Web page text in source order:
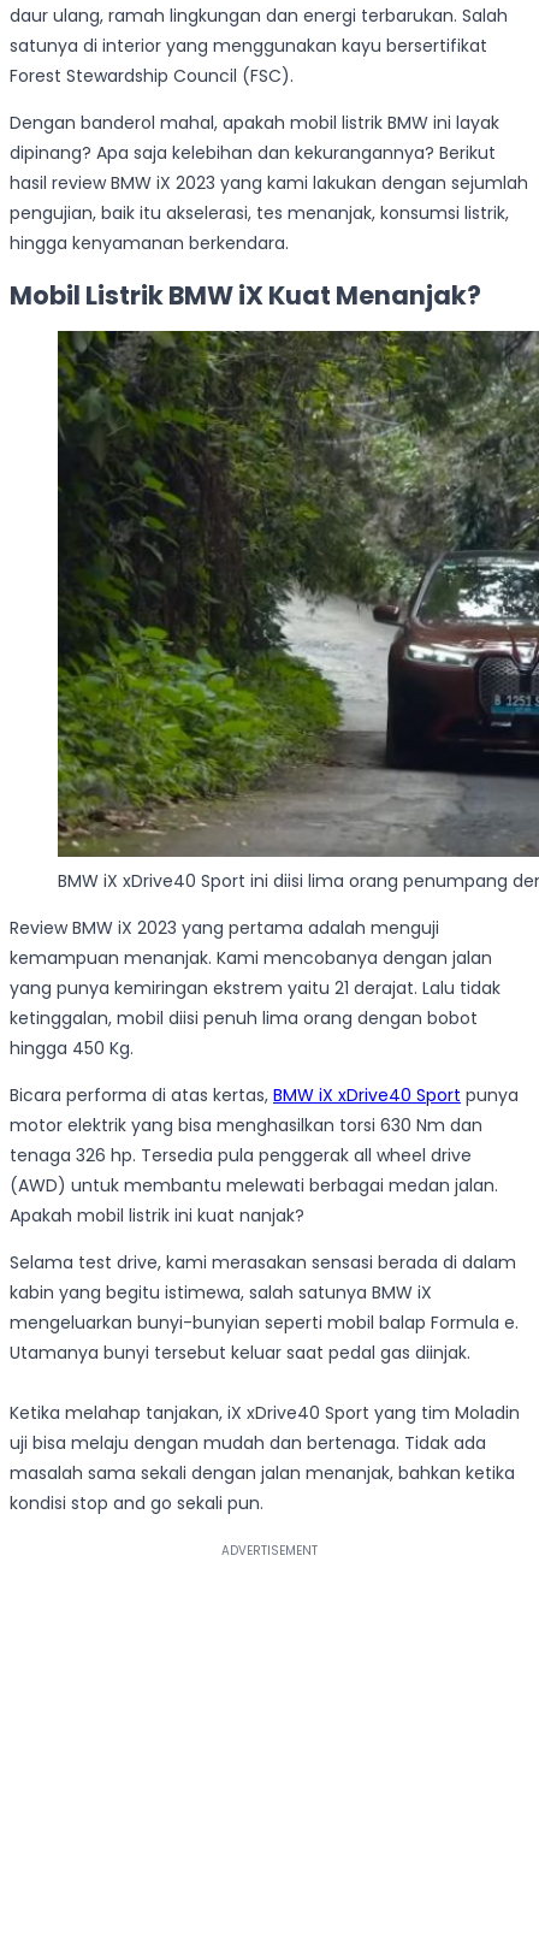
daur ulang, ramah lingkungan dan energi terbarukan. Salah
satunya di interior yang menggunakan kayu bersertifikat
Forest Stewardship Council (FSC).
Dengan banderol mahal, apakah mobil listrik BMW ini layak
dipinang? Apa saja kelebihan dan kekurangannya? Berikut
hasil review BMW iX 2023 yang kami lakukan dengan sejumlah
pengujian, baik itu akselerasi, tes menanjak, konsumsi listrik,
hingga kenyamanan berkendara.
Mobil Listrik BMW iX Kuat Menanjak?
BMW iX xDrive40 Sport ini diisi lima orang penumpang
Review BMW iX 2023 yang pertama adalah menguji
kemampuan menanjak. Kami mencobanya dengan jalan
yang punya kemiringan ekstrem yaitu 21 derajat. Lalu tidak
ketinggalan, mobil diisi penuh lima orang dengan bobot
hingga 450 Kg.
Bicara performa di atas kertas, BMW iX xDrive40 Sport punya
motor elektrik yang bisa menghasilkan torsi 630 Nm dan
tenaga 326 hp. Tersedia pula penggerak all wheel drive
(AWD) untuk membantu melewati berbagai medan jalan.
Apakah mobil listrik ini kuat nanjak?
Selama test drive, kami merasakan sensasi berada di dalam
kabin yang begitu istimewa, salah satunya BMW iX
mengeluarkan bunyi-bunyian seperti mobil balap Formula e.
Utamanya bunyi tersebut keluar saat pedal gas diinjak.
Ketika melahap tanjakan, iX xDrive40 Sport yang tim Moladin
uji bisa melaju dengan mudah dan bertenaga. Tidak ada
masalah sama sekali dengan jalan menanjak, bahkan ketika
kondisi stop and go sekali pun.